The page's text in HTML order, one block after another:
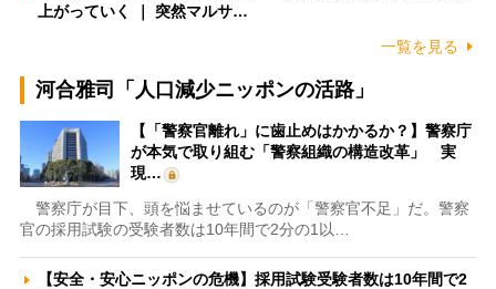
上がっていく ｜ 突然マルサ…
一覧を見る
河合雅司「人口減少ニッポンの活路」
【「警察官離れ」に歯止めはかかるか？】警察庁
が本気で取り組む「警察組織の構造改革」 実
現…
警察庁が目下、頭を悩ませているのが「警察官不足」だ。警察
官の採用試験の受験者数は10年間で2分の1以…
【安全・安心ニッポンの危機】採用試験受験者数は10年間で2